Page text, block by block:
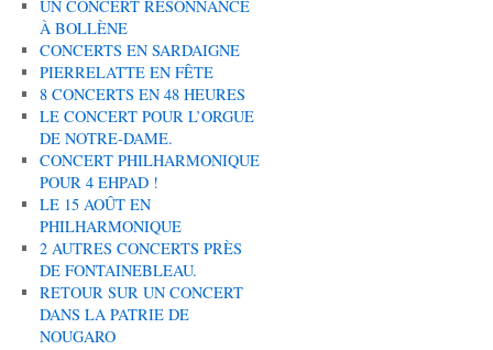
UN CONCERT RÉSONNANCE
À BOLLÈNE
CONCERTS EN SARDAIGNE
PIERRELATTE EN FÊTE
8 CONCERTS EN 48 HEURES
LE CONCERT POUR L’ORGUE
DE NOTRE-DAME.
CONCERT PHILHARMONIQUE
POUR 4 EHPAD !
LE 15 AOÛT EN
PHILHARMONIQUE
2 AUTRES CONCERTS PRÈS
DE FONTAINEBLEAU.
RETOUR SUR UN CONCERT
DANS LA PATRIE DE
NOUGARO